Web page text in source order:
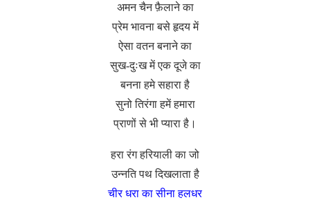
अमन चैन फ़ैलाने का
प्रेम भावना बसे हृदय में
ऐसा वतन बनाने का
सुख-दुःख में एक दूजे का
बनना हमे सहारा है
सुनो तिरंगा हमें हमारा
प्राणों से भी प्यारा है।
हरा रंग हरियाली का जो
उन्नति पथ दिखलाता है
चीर धरा का सीना हलधर